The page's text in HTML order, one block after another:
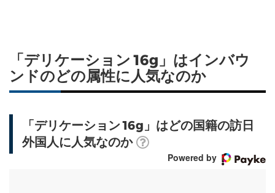
「デリケーション 16g」はインバウ
ンドのどの属性に人気なのか
「デリケーション 16g」はどの国籍の訪日
外国人に人気なのか
Powered by